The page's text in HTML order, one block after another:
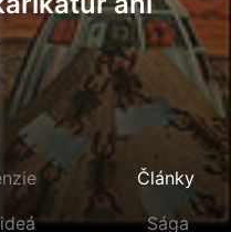
Články
Sága